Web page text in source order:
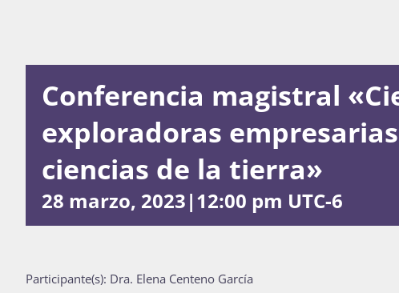
Conferencia magistral
exploradoras
ciencias de la tierra»
28 marzo, 2023|12:00 pm UTC-6
Participante(s): Dra. Elena Centeno García